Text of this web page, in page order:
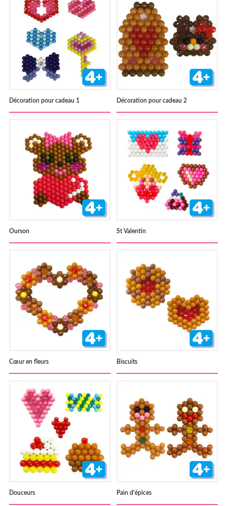
Décoration pour cadeau 1 Décoration pour cadeau 2
Ourson St Valentin
Cœur en fleurs Biscuits
Douceurs Pain d'épices